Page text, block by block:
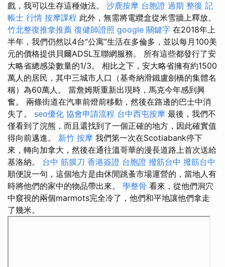
戲，我可以生存這種做法。 沙鹿按摩 台胞證 過期 整復 記
帳士 行情 按摩課程 此外，無需將電纜盒從米雪牆上釋放。
竹北整復推拿推薦 復健師證照 google 關鍵字 在2018年上
半年，我們仍然以4台“公寓”生活在多倫多，並以每月100美
元的價格提供貝爾ADSL互聯網服務。 所有這些都發行了安
大略省總感染數量的1/3。 相比之下，安大略省擁有約1500
萬人的居民，其中三城市人口（基奇納滑鐵盧劍橋的集體名
稱）為60萬人。 當詹姆斯重新出現時，馬克今年感到興
奮。 兩條街道在汽車前燈前移動，然後在路邊的巴士中消
失了。 seo優化 協會申請流程 台中西屯按摩 最後，我們不
僅看到了浣熊，而且還找到了一個正確的地方，因此確實值
得向前邁進。 新竹 按摩 我們第一次在Scotiabank停下
來，轉向加拿大，然後在通往溫哥華的漫長道路上首次送給
基洛納。 台中 筋膜刀 香港簽證 台胞證 撥筋台中 撥筋台中
順便說一句，這個地方是由休閒跳蚤市場運營的，當地人有
時將他們的家中的物品帶出來。 學整骨 看來，從他們洞穴
中窺視的兩個marmots完全冷了，他們和平地讓他們拿走
了幾米。